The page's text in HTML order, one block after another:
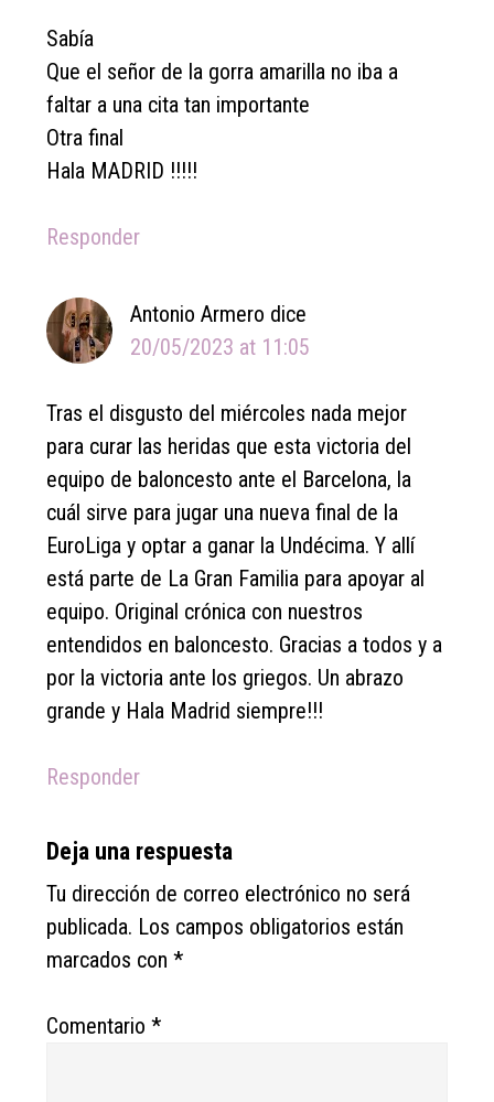
Sabía
Que el señor de la gorra amarilla no iba a
faltar a una cita tan importante
Otra final
Hala MADRID !!!!!
Responder
Antonio Armero dice
20/05/2023 at 11:05
Tras el disgusto del miércoles nada mejor
para curar las heridas que esta victoria del
equipo de baloncesto ante el Barcelona, la
cuál sirve para jugar una nueva final de la
EuroLiga y optar a ganar la Undécima. Y allí
está parte de La Gran Familia para apoyar al
equipo. Original crónica con nuestros
entendidos en baloncesto. Gracias a todos y a
por la victoria ante los griegos. Un abrazo
grande y Hala Madrid siempre!!!
Responder
Deja una respuesta
Tu dirección de correo electrónico no será
publicada. Los campos obligatorios están
marcados con*
Comentario*